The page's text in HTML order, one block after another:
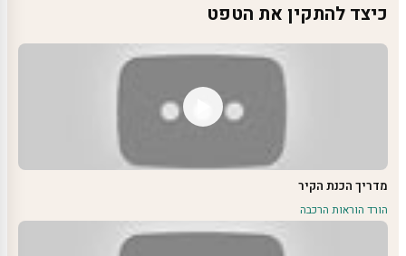
כיצד להתקין את הטפט
מדריך הכנת הקיר
הורד הוראות הרכבה